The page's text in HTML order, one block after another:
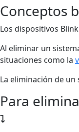
Conceptos
Los dispositivos
Al eliminar un
situaciones como la
La eliminación de
Para